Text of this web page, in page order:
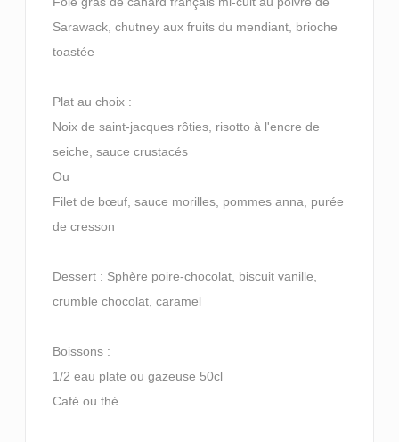
Sarawack, chutney aux fruits du mendiant, brioche
toastée
Plat au choix :
Noix de saint-jacques rôties, risotto à l'encre de
seiche, sauce crustacés
Ou
Filet de bœuf, sauce morilles, pommes anna, purée
de cresson
Dessert : Sphère poire-chocolat, biscuit vanille,
crumble chocolat, caramel
Boissons :
1/2 eau plate ou gazeuse 50cl
Café ou thé